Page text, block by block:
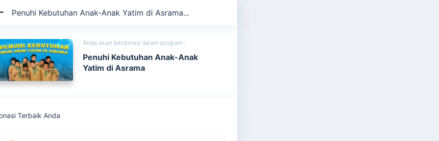
Penuhi Kebutuhan Anak-Anak Yatim di Asrama...
Anda akan berdonasi dalam program :
Penuhi Kebutuhan Anak-Anak
Yatim di Asrama
Terbaik Anda